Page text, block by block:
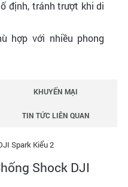
định, tránh trượt khi di
hợp với nhiều phong
KHUYẾN MẠI
TIN TỨC LIÊN QUAN
Spark Kiểu 2
Shock DJI